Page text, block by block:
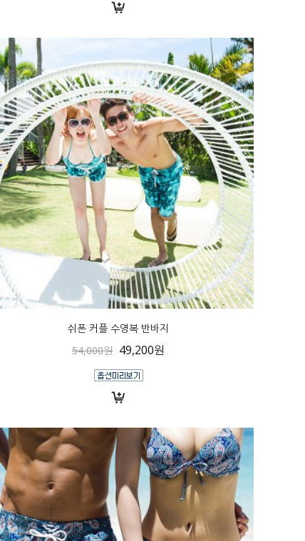
쉬폰 커플 수영복 반바지
54,000원 49,200원